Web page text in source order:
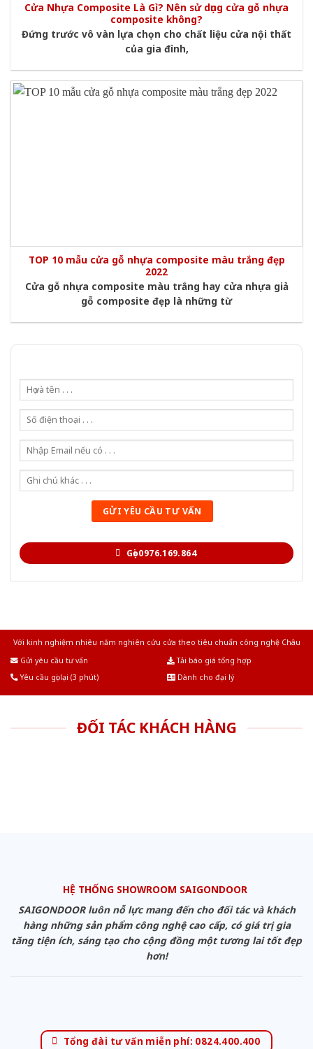
Cửa Nhựa Composite Là Gì? Nên sử dụng cửa gỗ nhựa
composite không?
Đứng trước vô vàn lựa chọn cho chất liệu cửa nội thất
của gia đình,
TOP 10 mẫu cửa gỗ nhựa composite màu trắng đẹp
2022
Cửa gỗ nhựa composite màu trắng hay cửa nhựa giả
gỗ composite đẹp là những từ
Gọi 0976.169.864
Với kinh nghiệm nhiêu năm nghiên cứu cửa theo tiêu chuẩn công nghệ Châu
Gửi yêu cầu tư vấn
Tải báo giá tổng hợp
Yêu cầu gọi lại (3 phút)
Dành cho đại lý
ĐỐI TÁC KHÁCH HÀNG
HỆ THỐNG SHOWROOM SAIGONDOOR
SAIGONDOOR luôn nỗ lực mang đến cho đối tác và khách
hàng những sản phẩm công nghệ cao cấp, có giá trị gia
tăng tiện ích, sáng tạo cho cộng đồng một tương lai tốt đẹp
hơn!
Tổng đài tư vấn miễn phí: 0824.400.400